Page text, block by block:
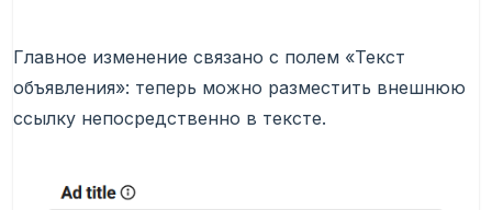
Главное изменение связано с полем «Текст
объявления»: теперь можно разместить внешнюю
ссылку непосредственно в тексте.